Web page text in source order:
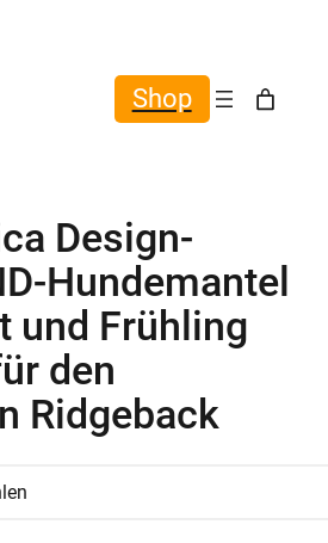
Shop
Design-
Hundemantel
und Frühling
den
Ridgeback